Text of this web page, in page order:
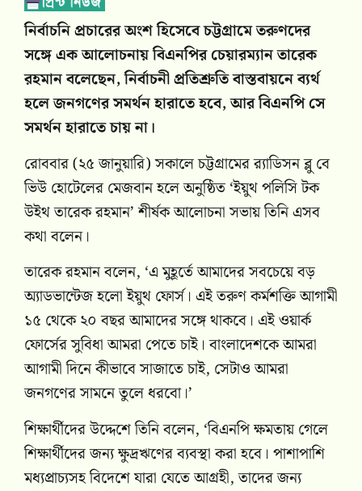
নির্বাচনি প্রচারের অংশ হিসেবে চট্টগ্রামে তরুণদের
সঙ্গে এক আলোচনায় বিএনপির চেয়ারম্যান তারেক
রহমান বলেছেন, নির্বাচনী প্রতিশ্রুতি বাস্তবায়নে ব্যর্থ
হলে জনগণের সমর্থন হারাতে হবে, আর বিএনপি সে
সমর্থন হারাতে চায় না।
রোববার (২৫ জানুয়ারি) সকালে চট্টগ্রামের র‌্যাডিসন ব্লু বে
ভিউ হোটেলের মেজবান হলে অনুষ্ঠিত ‘ইয়ুথ পলিসি টক
উইথ তারেক রহমান’ শীর্ষক আলোচনা সভায় তিনি এসব
কথা বলেন।
তারেক রহমান বলেন, ‘এ মুহূর্তে আমাদের সবচেয়ে বড়
অ্যাডভান্টেজ হলো ইয়ুথ ফোর্স। এই তরুণ কর্মশক্তি আগামী
১৫ থেকে ২০ বছর আমাদের সঙ্গে থাকবে। এই ওয়ার্ক
ফোর্সের সুবিধা আমরা পেতে চাই। বাংলাদেশকে আমরা
আগামী দিনে কীভাবে সাজাতে চাই, সেটাও আমরা
জনগণের সামনে তুলে ধরবো।’
শিক্ষার্থীদের উদ্দেশে তিনি বলেন, ‘বিএনপি ক্ষমতায় গেলে
শিক্ষার্থীদের জন্য ক্ষুদ্রঋণের ব্যবস্থা করা হবে। পাশাপাশি
মধ্যপ্রাচ্যসহ বিদেশে যারা যেতে আগ্রহী, তাদের জন্য